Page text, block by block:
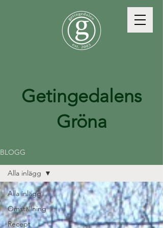
Getingedalens
Gröna
BLOGG
Alla inlägg
Omställning
Recept
Alla inlägg